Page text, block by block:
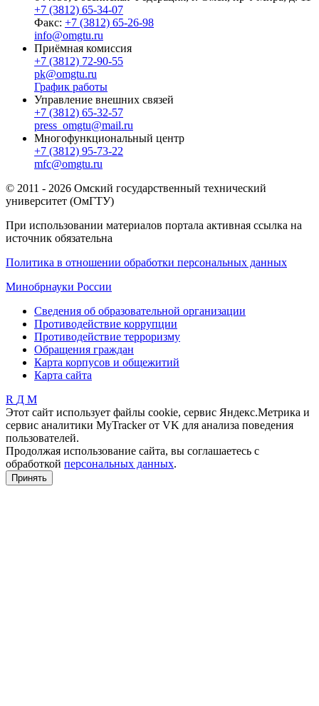
+7 (3812) 65-34-07
Факс: +7 (3812) 65-26-98
info@omgtu.ru
Приёмная комиссия
+7 (3812) 72-90-55
pk@omgtu.ru
График работы
Управление внешних связей
+7 (3812) 65-32-57
press_omgtu@mail.ru
Многофункциональный центр
+7 (3812) 95-73-22
mfc@omgtu.ru
© 2011 - 2026 Омский государственный технический
университет (ОмГТУ)
При использовании материалов портала активная ссылка на
источник обязательна
Политика в отношении обработки персональных данных
Минобрнауки России
Сведения об образовательной организации
Противодействие коррупции
Противодействие терроризму
Обращения граждан
Карта корпусов и общежитий
Карта сайта
R Д М
Этот сайт использует файлы cookie, сервис Яндекс.Метрика и
сервис аналитики MyTracker от VK для анализа поведения
пользователей.
Продолжая использование сайта, вы соглашаетесь с
обработкой персональных данных.
Принять